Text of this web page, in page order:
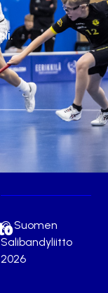
© Suomen
Salibandyliitto
2026